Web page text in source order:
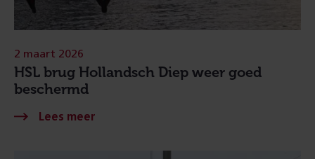
HSL brug Hollandsch Diep weer goed
beschermd
2 maart 2026